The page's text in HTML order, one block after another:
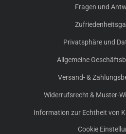
Fragen und
Privatsphäre und
Allgemeine
Versand- &
Widerrufsrecht & Muster-
Information zur Echtheit von
Cookie